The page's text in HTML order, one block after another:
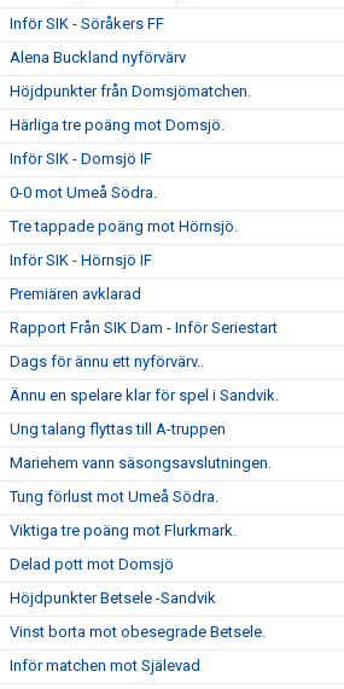
Inför SIK - Söråkers FF
Alena Buckland nyförvärv
Höjdpunkter från Domsjömatchen.
Härliga tre poäng mot Domsjö.
Inför SIK - Domsjö IF
0-0 mot Umeå Södra.
Tre tappade poäng mot Hörnsjö.
Inför SIK - Hörnsjö IF
Premiären avklarad
Rapport Från SIK Dam - Inför Seriestart
Dags för ännu ett nyförvärv..
Ännu en spelare klar för spel i Sandvik.
Ung talang flyttas till A-truppen
Mariehem vann säsongsavslutningen.
Tung förlust mot Umeå Södra.
Viktiga tre poäng mot Flurkmark.
Delad pott mot Domsjö
Höjdpunkter Betsele -Sandvik
Vinst borta mot obesegrade Betsele.
Inför matchen mot Själevad